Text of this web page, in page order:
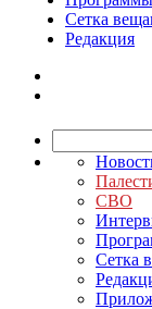
Сетка
Редакция
СВО
Сетка